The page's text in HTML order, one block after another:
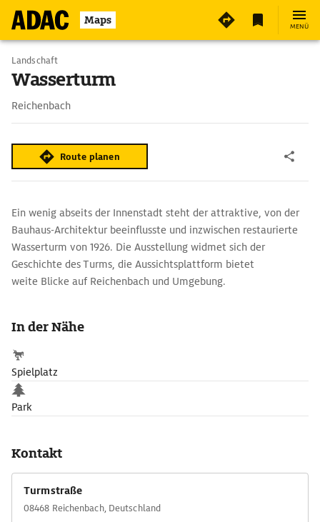
Maps MENÜ
Landschaft
Wasserturm
Reichenbach
Route planen
Ein wenig abseits der Innenstadt steht der attraktive, von der
Bauhaus-Architektur beeinflusste und inzwischen restaurierte
Wasserturm von 1926. Die Ausstellung widmet sich der
Geschichte des Turms, die Aussichtsplattform bietet
weite Blicke auf Reichenbach und Umgebung.
In der Nähe
Spielplatz
Park
Kontakt
Turmstraße
08468 Reichenbach, Deutschland